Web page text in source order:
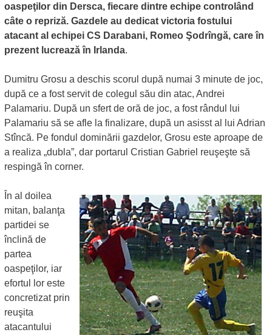
oaspeţilor din Dersca, fiecare dintre echipe controlând
câte o repriză. Gazdele au dedicat victoria fostului
atacant al echipei CS Darabani, Romeo Şodrîngă, care în
prezent lucrează în Irlanda.
Dumitru Grosu a deschis scorul după numai 3 minute de joc,
după ce a fost servit de colegul său din atac, Andrei
Palamariu. După un sfert de oră de joc, a fost rândul lui
Palamariu să se afle la finalizare, după un asisst al lui Adrian
Stîncă. Pe fondul dominării gazdelor, Grosu este aproape de
a realiza „dubla”, dar portarul Cristian Gabriel reuşeşte să
respingă în corner.
În al doilea
mitan, balanţa
partidei se
înclină de
partea
oaspeţilor, iar
efortul lor este
concretizat prin
reuşita
atacantului